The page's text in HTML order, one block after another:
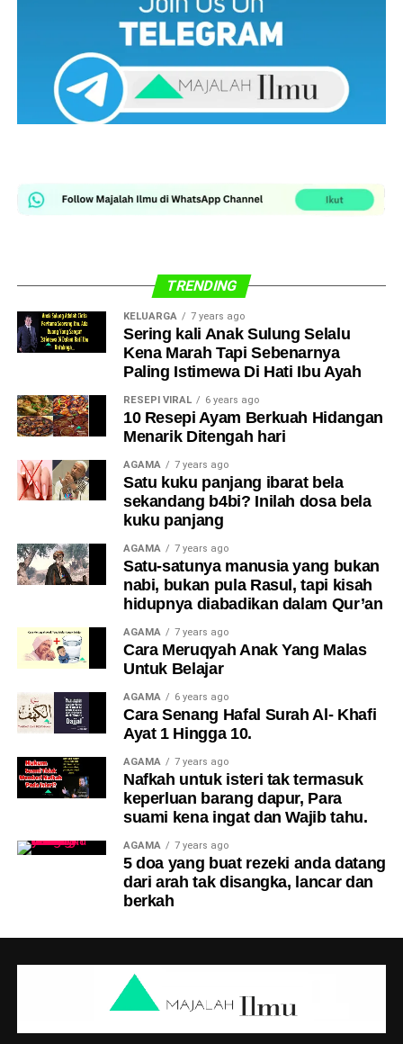
TRENDING
KELUARGA 7 years ago
Sering kali Anak Sulung Selalu
Kena Marah Tapi Sebenarnya
Paling Istimewa Di Hati Ibu Ayah
RESEPI VIRAL 6 years ago
10 Resepi Ayam Berkuah Hidangan
Menarik Ditengah hari
AGAMA 7 years ago
Satu kuku panjang ibarat bela
sekandang b4bi? Inilah dosa bela
kuku panjang
AGAMA 7 years ago
Satu-satunya manusia yang bukan
nabi, bukan pula Rasul, tapi kisah
hidupnya diabadikan dalam Qur’an
AGAMA 7 years ago
Cara Meruqyah Anak Yang Malas
Untuk Belajar
AGAMA 6 years ago
Cara Senang Hafal Surah Al- Khafi
Ayat 1 Hingga 10.
AGAMA 7 years ago
Nafkah untuk isteri tak termasuk
keperluan barang dapur, Para
suami kena ingat dan Wajib tahu.
AGAMA 7 years ago
5 doa yang buat rezeki anda datang
dari arah tak disangka, lancar dan
berkah